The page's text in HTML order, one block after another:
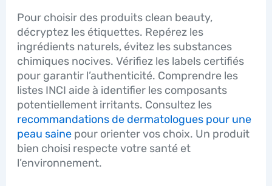
Pour choisir des produits clean beauty,
décryptez les étiquettes. Repérez les
ingrédients naturels, évitez les substances
chimiques nocives. Vérifiez les labels certifiés
pour garantir l’authenticité. Comprendre les
listes INCI aide à identifier les composants
potentiellement irritants. Consultez les
recommandations de dermatologues pour une
peau sainepour orienter vos choix. Un produit
bien choisi respecte votre santé et
l’environnement.